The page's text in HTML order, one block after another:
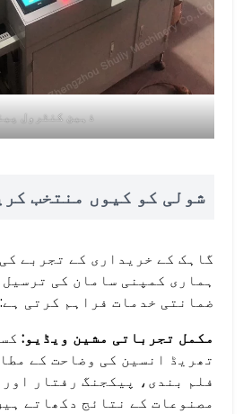
ذہین کنٹرول
شولی کو کیوں منتخب
گاہک کے خریداری کے تجربے
ہماری کمپنی سامان کی
ضمانتی خدمات فراہم کرتی ہے:
مکمل تجرباتی مشین ویڈیو:
تھریڈ انسین کی وضاحت کے
فلم بندی، پیکجنگ رفتار اور
مصنوعات کے نتائج دکھاتے